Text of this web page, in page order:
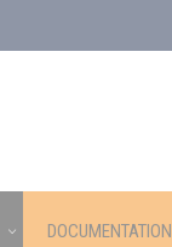
DOCUMENTATION